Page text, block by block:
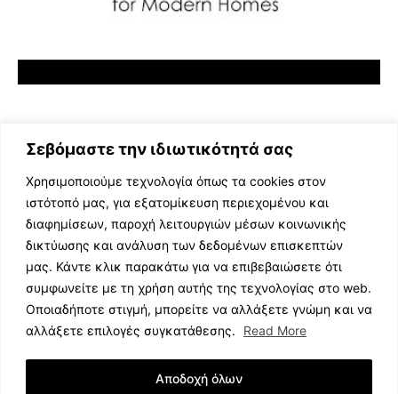
Σεβόμαστε την ιδιωτικότητά σας
Χρησιμοποιούμε τεχνολογία όπως τα cookies στον
ιστότοπό μας, για εξατομίκευση περιεχομένου και
διαφημίσεων, παροχή λειτουργιών μέσων κοινωνικής
δικτύωσης και ανάλυση των δεδομένων επισκεπτών
μας. Κάντε κλικ παρακάτω για να επιβεβαιώσετε ότι
συμφωνείτε με τη χρήση αυτής της τεχνολογίας στο web.
Οποιαδήποτε στιγμή, μπορείτε να αλλάξετε γνώμη και να
αλλάξετε επιλογές συγκατάθεσης.
Read More
Αποδοχή όλων
ΕΛΛΗΝΙΚΗ ΜΟΥΣΙΚΗ
TV SHOWS
EVENTS
ΘΕΑΤΡΟ
ΔΙΑΓΩΝΙΣΜΟΙ
STOA CULTURA